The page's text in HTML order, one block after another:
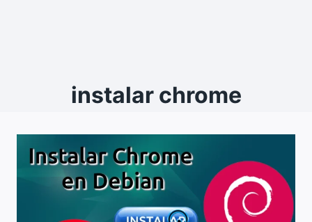
instalar chrome